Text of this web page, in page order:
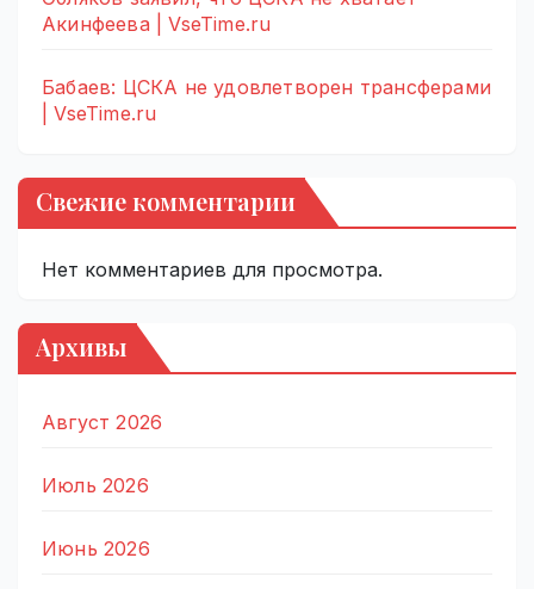
Акинфеева | VseTime.ru
Бабаев: ЦСКА не удовлетворен трансферами
| VseTime.ru
Свежие комментарии
Нет комментариев для просмотра.
Архивы
Август 2026
Июль 2026
Июнь 2026